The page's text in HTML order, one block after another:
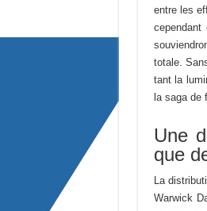
entre les
totale.
tant la
la saga de
Une
que
La
Warwick